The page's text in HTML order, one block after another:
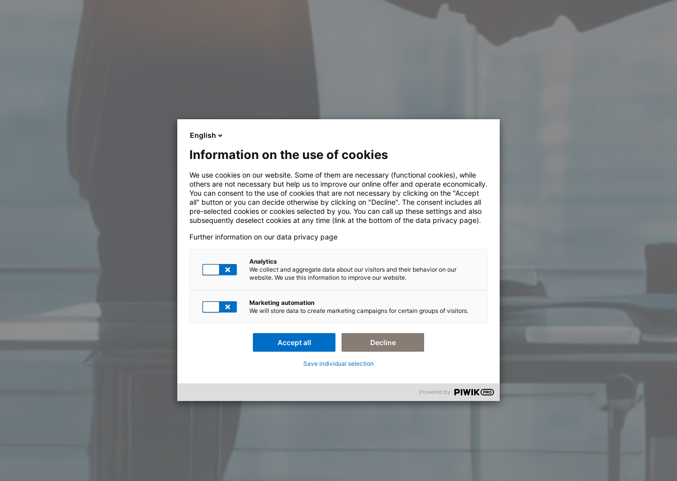
English
Information on the use of cookies
We use cookies on our website. Some of them are necessary (functional cookies), while
others are not necessary but help us to improve our online offer and operate economically.
You can consent to the use of cookies that are not necessary by clicking on the "Accept
all" button or you can decide otherwise by clicking on "Decline". The consent includes all
pre-selected cookies or cookies selected by you. You can call up these settings and also
subsequently deselect cookies at any time (link at the bottom of the data privacy page).
Further information on our data privacy page
Analytics
We collect and aggregate data about our visitors and their behavior on our
website. We use this information to improve our website.
Marketing automation
We will store data to create marketing campaigns for certain groups of visitors.
Accept all Decline
Save individual selection
Powered by